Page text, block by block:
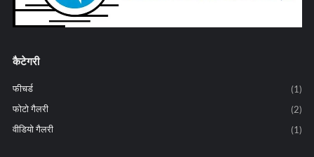
कैटेगरी
फीचर्ड
(1)
फोटो गैलरी
(2)
वीडियो गैलरी
(1)